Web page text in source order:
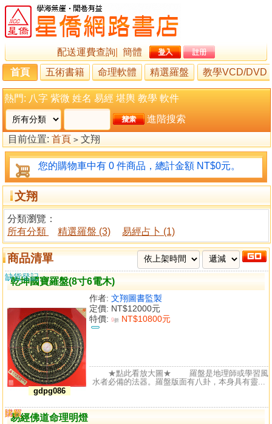
配送運費查詢
簡體
首頁
五術書籍 命理軟體 精選羅盤 教學VCD/DVD
熱門: 八字 紫微 姓名 易經 堪輿 教學 軟件
進階搜索
目前位置: 首頁 > 文翔
您的購物車中有 0 件商品，總計金額 NT$0元。
文翔
分類瀏覽：
所有分類
精選羅盤 (3) 易經占卜 (1)
商品清單
乾坤國寶羅盤(8寸6電木)
gdpg086
作者: 文翔圖書監製
定價: NT$12000元
特價: 9折 NT$10800元
缺貨登記
★點此看放大圖★ 羅盤是地理師或學習風
水者必備的法器。羅盤版面有八卦，本身具有靈...
易經佛道命理明燈
購買
比較